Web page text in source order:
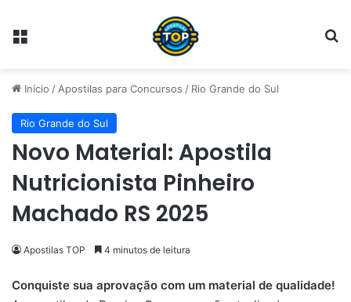
Menu
Início / Apostilas para Concursos / Rio Grande do Sul
Rio Grande do Sul
Novo Material: Apostila
Nutricionista Pinheiro
Machado RS 2025
Apostilas TOP 4 minutos de leitura
Conquiste sua aprovação com um material de qualidade!